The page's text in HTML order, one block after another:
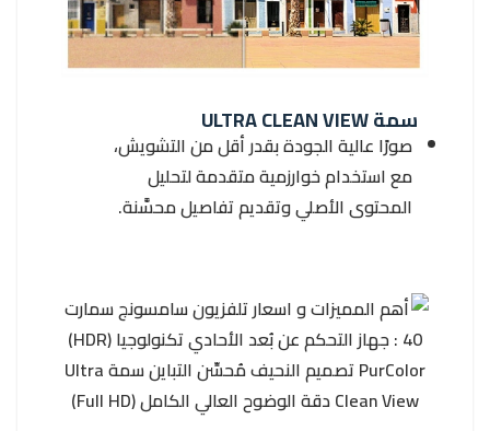
سمة ULTRA CLEAN VIEW
صورًا عالية الجودة بقدر أقل من التشويش،
مع استخدام خوارزمية متقدمة لتحليل
المحتوى الأصلي وتقديم تفاصيل محسَّنة.